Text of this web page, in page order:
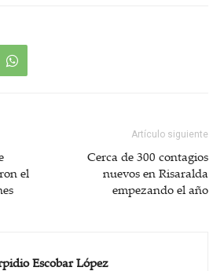
el
Artículo siguiente
Cerca de 300 contagios
nuevos en Risaralda
empezando el año
Escobar López